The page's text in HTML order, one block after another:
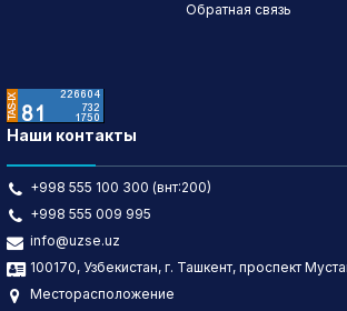
Обратная связь
Наши контакты
+998 555 100 300 (внт:200)
+998 555 009 995
info@uzse.uz
100170, Узбекистан, г. Ташкент, проспект
Месторасположение